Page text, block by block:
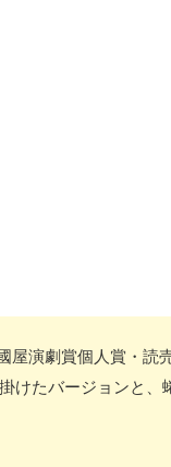
屋演劇賞個人賞・読
けたバージョンと、